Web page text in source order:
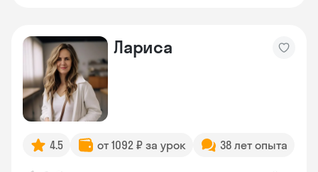
Лариса
4.5 от 1092 ₽ за урок 38 лет опыта